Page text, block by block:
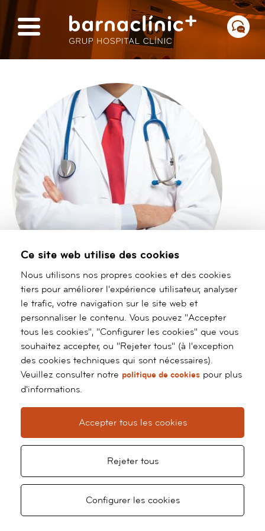
Dra. Raquel Berge
Ramos
Ce site web utilise des cookies
Nous utilisons nos propres cookies et des cookies
tiers pour améliorer l'expérience utilisateur, analyser
le trafic, votre navigation sur le site web et
personnaliser le contenu. Vous pouvez "Accepter
tous les cookies", "Configurer les cookies" que vous
souhaitez accepter, ou "Rejeter tous" (à l'exception
des cookies techniques qui sont nécessaires).
Veuillez consulter notre politique de cookies pour plus
d'informations.
Accepter tous les cookies
Rejeter tous
Configurer les cookies